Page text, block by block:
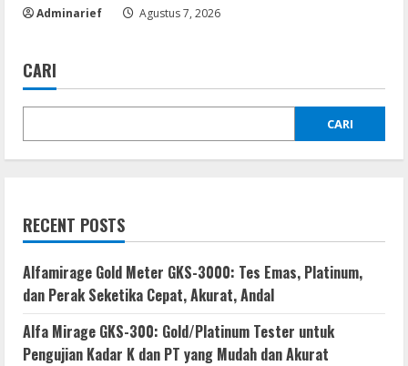
Adminarief Agustus 7, 2026
CARI
CARI
RECENT POSTS
Alfamirage Gold Meter GKS-3000: Tes Emas, Platinum,
dan Perak Seketika Cepat, Akurat, Andal
Alfa Mirage GKS-300: Gold/Platinum Tester untuk
Pengujian Kadar K dan PT yang Mudah dan Akurat